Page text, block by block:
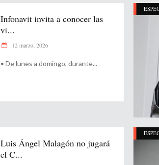
Infonavit invita a conocer las
vi...
12 marzo, 2026
•⁠ ⁠De lunes a domingo, durante
Luis Ángel Malagón no jugará
el C...